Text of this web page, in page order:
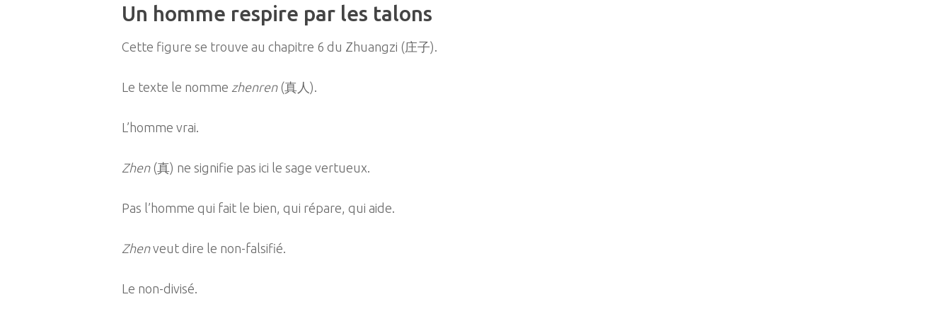
Un homme respire par les talons
Cette figure se trouve au chapitre 6 du Zhuangzi (庄子).
Le texte le nomme zhenren(真人).
L’homme vrai.
Zhen(真) ne signifie pas ici le sage vertueux.
Pas l’homme qui fait le bien, qui répare, qui aide.
Zhenveut dire le non-falsifié.
Le non-divisé.